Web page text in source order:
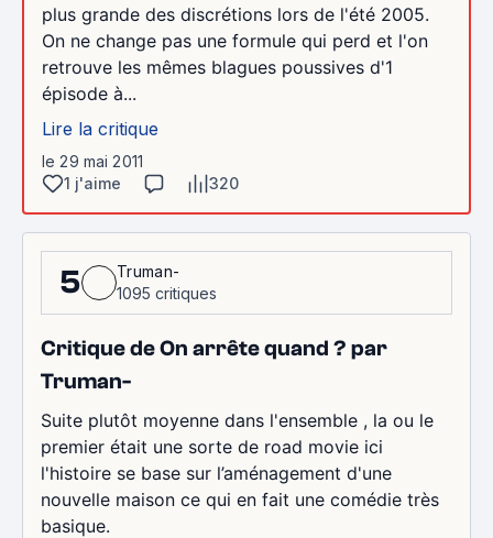
plus grande des discrétions lors de l'été 2005.
On ne change pas une formule qui perd et l'on
retrouve les mêmes blagues poussives d'1
épisode à...
Lire la critique
le 29 mai 2011
1 j'aime
320
5
Truman-
1095 critiques
Critique de On arrête quand ? par
Truman-
Suite plutôt moyenne dans l'ensemble , la ou le
premier était une sorte de road movie ici
l'histoire se base sur l’aménagement d'une
nouvelle maison ce qui en fait une comédie très
basique.